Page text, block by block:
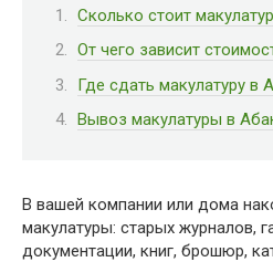
Сколько стоит
От чего зависит
Где сдать макулатуру в
Вывоз макулатуры в
В вашей компании или дома
макулатуры: старых журналов,
документации, книг, брошюр,